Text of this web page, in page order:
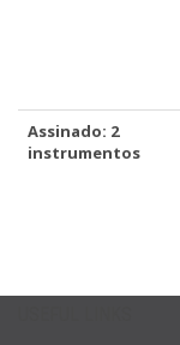
Assinado: 2
instrumentos